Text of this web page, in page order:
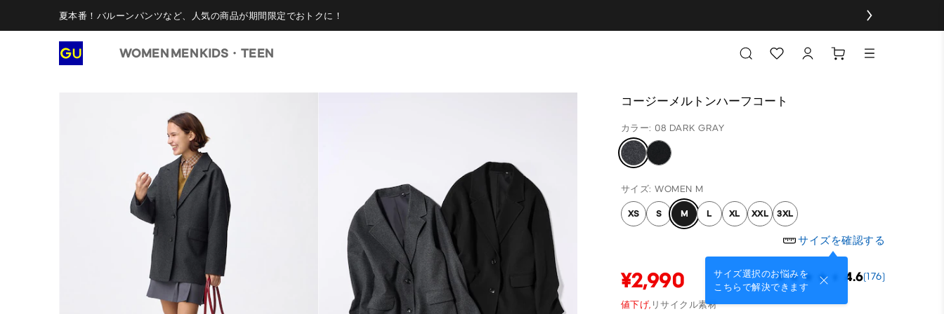
夏本番！バルーンパンツなど、人気の商品が期間限定でおトクに！
WOMEN MENKIDS・TEEN
コージーメルトンハーフコート
カラー: 08 DARK GRAY
サイズ: WOMEN M
XS S M L XL XXL 3XL
サイズを確認する
サイズ選択のお悩みを
こちらで解決できます
¥2,990 4.6(176)
値下げ, リサイクル素材